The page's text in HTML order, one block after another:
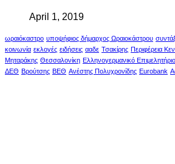
April 1, 2019
ωραιόκαστρο υποψήφιος δήμαρχος Ωραιοκάστρου
κοινωνία εκλογές ειδήσεις ααδε Τσακίρης Περιφέρεια
Μηταράκης Θεσσαλονίκη Ελληνογερμανικό Επιμελητήριο
ΔΕΘ Βρούτσης ΒΕΘ Ανέστης Πολυχρονίδης Eurobank